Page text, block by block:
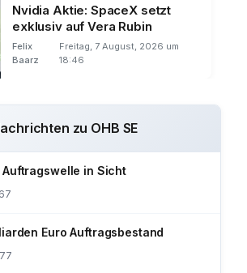
Nvidia Aktie: SpaceX setzt
exklusiv auf Vera Rubin
Felix
Baarz
Freitag, 7 August, 2026 um
18:46
zu OHB SE
Auftragswelle in Sicht
67
Euro Auftragsbestand
77